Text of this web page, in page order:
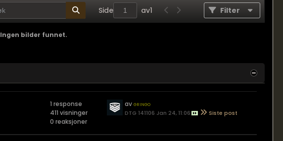
Side
av1 Filter
Ingen bilder funnet.
1 response
411 visninger
0 reaksjoner
avgringo
DTG 141106 Jan 24, 11:06